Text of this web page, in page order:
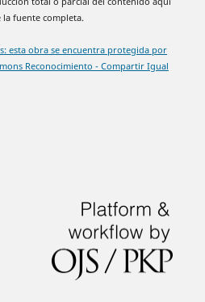
la fuente completa.
esta obra se encuentra protegida por
Reconocimiento - Compartir Igual